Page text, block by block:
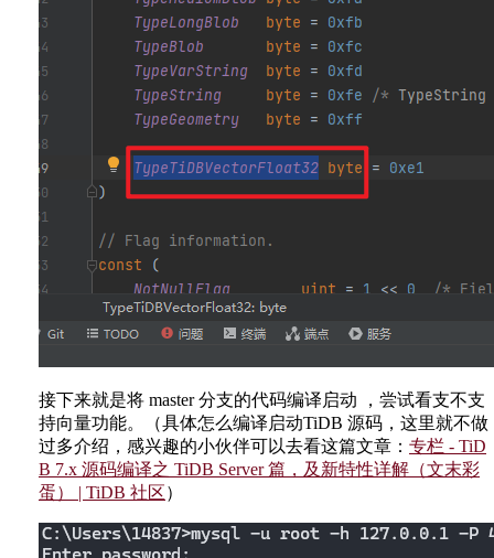
接下来就是将 master 分支的代码编译启动 ，尝试看支不支
持向量功能。（具体怎么编译启动TiDB 源码，这里就不做
过多介绍，感兴趣的小伙伴可以去看这篇文章： 专栏 - TiD
B 7.x 源码编译之 TiDB Server 篇，及新特性详解（文末彩
蛋） | TiDB 社区）